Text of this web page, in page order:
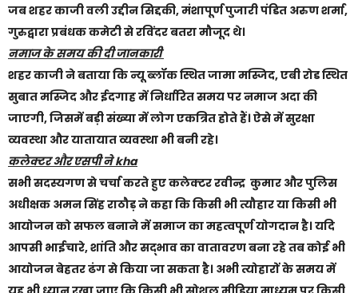
जब शहर काजी वली उद्दीन सिद्दकी, मंशापूर्ण पुजारी पंडित अरुण शर्मा,
गुरुद्वारा प्रबंधक कमेटी से रविंदर बतरा मौजूद थे।
नमाज के समय की दी जानकारी
शहर काजी ने बताया कि न्यू ब्लॉक स्थित जामा मस्जिद, एबी रोड स्थित
सुबात मस्जिद और ईदगाह में निर्धारित समय पर नमाज अदा की
जाएगी, जिसमें बड़ी संख्या में लोग एकत्रित होते हैं। ऐसे में सुरक्षा
व्यवस्था और यातायात व्यवस्था भी बनी रहे।
कलेक्टर और एसपी ने kha
सभी सदस्यगण से चर्चा करते हुए कलेक्टर रवीन्द्र कुमार और पुलिस
अधीक्षक अमन सिंह राठौड़ ने कहा कि किसी भी त्यौहार या किसी भी
आयोजन को सफल बनाने में समाज का महत्वपूर्ण योगदान है। यदि
आपसी भाईचारे, शांति और सद्भाव का वातावरण बना रहे तब कोई भी
आयोजन बेहतर ढंग से किया जा सकता है। अभी त्योहारों के समय में